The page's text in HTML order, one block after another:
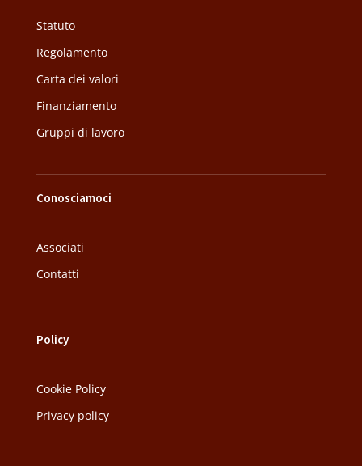
Statuto
Regolamento
Carta dei valori
Finanziamento
Gruppi di lavoro
Conosciamoci
Associati
Contatti
Policy
Cookie Policy
Privacy policy